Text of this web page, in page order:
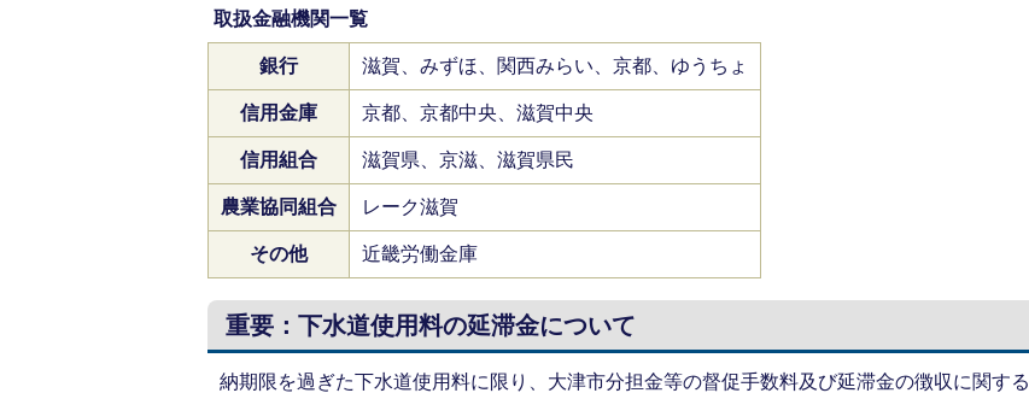
取扱金融機関一覧
銀行 滋賀、みずほ、関西みらい、京都、ゆうちょ
信用金庫 京都、京都中央、滋賀中央
信用組合 滋賀県、京滋、滋賀県民
農業協同組合 レーク滋賀
その他 近畿労働金庫
重要：下水道使用料の延滞金について
納期限を過ぎた下水道使用料に限り、大津市分担金等の督促手数料及び延滞金の徴収に関する